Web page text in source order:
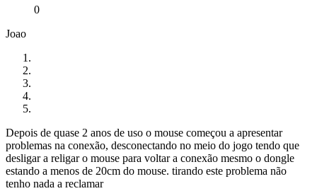
0
Joao
Depois de quase 2 anos de uso o mouse começou a apresentar
problemas na conexão, desconectando no meio do jogo tendo que
desligar a religar o mouse para voltar a conexão mesmo o dongle
estando a menos de 20cm do mouse. tirando este problema não
tenho nada a reclamar